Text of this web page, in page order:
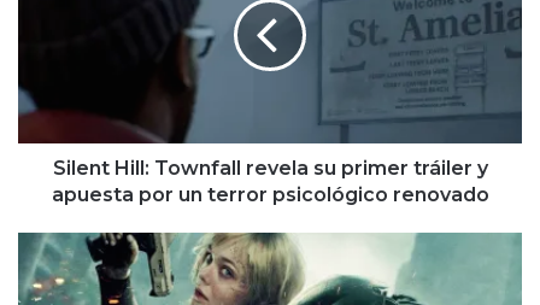
tráiler
y
apuesta
psicológico
renovado
Silent Hill: Townfall revela su primer tráiler y
apuesta por un terror psicológico renovado
Depredador:
Tierras
Salvajes